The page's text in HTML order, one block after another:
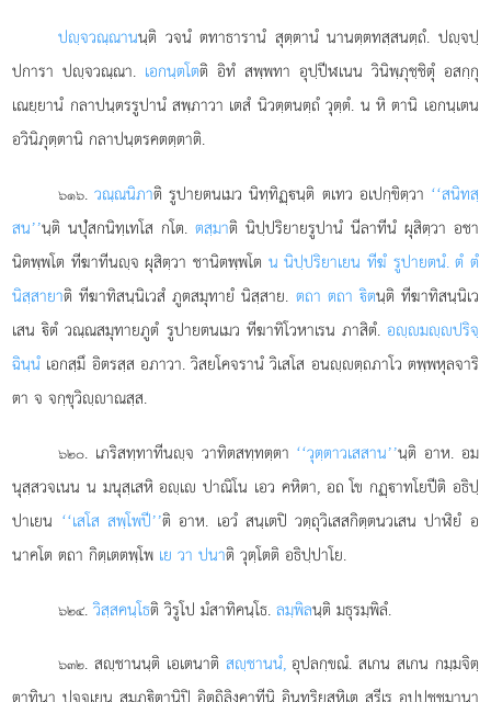
ปฺจวณฺณานนฺติ วจนํ ตทาธารานํ สุตฺตานํ นานตฺตทสฺสนตฺถํ. ปฺจปฺ
ปการา ปฺจวณฺณา. เอกนฺตโตติ อิทํ สพฺพทา อุปฺปีฬเนน วินิพฺภุชฺชิตุํ อสกฺกุ
เณยฺยานํ กลาปนฺตรรูปานํ สพฺภาวา เตสํ นิวตฺตนตฺถํ วุตฺตํ. น หิ ตานิ เอกนฺเตน
อวินิภุตฺตานิ กลาปนฺตรคตตฺตาติ.
๖๑๖.วณฺณนิภาติ รูปายตนเมว นิทฺทิฏฺนฺติ ตเทว อเปกฺขิตฺวา ‘‘สนิทสฺ
สน’’นฺติ นปุํสกนิทฺเทโส กโต.ตสฺมาติ นิปฺปริยายรูปานํ นีลาทีนํ ผุสิตฺวา อชา
นิตพฺพโต ทีฆาทีนฺจ ผุสิตฺวา ชานิตพฺพโต น นิปฺปริยาเยน ทีฆํ รูปายตนํ. ตํ ตํ
นิสฺสายาติ ทีฆาทิสนฺนิเวสํ ภูตสมุทายํ นิสฺสาย. ตถา ตถา ิตนฺติ ทีฆาทิสนฺนิเว
เสน ิตํ วณฺณสมุทายภูตํ รูปายตนเมว ทีฆาทิโวหาเรน ภาสิตํ. อฺมฺปริจฺ
ฉินฺนํ เอกสฺมึ อิตรสฺส อภาวา. วิสยโคจรานํ วิเสโส อนฺตฺถภาโว ตพฺพหุลจาริ
ตา จ จกฺขุวิฺาณสฺส.
๖๒๐. เภริสทฺทาทีนฺจ วาทิตสทฺทตฺตา ‘‘วุตฺตาวเสสาน’’นฺติ อาห. อม
นุสฺสวจเนน น มนุสฺเสหิ อฺเ ปาณิโน เอว คหิตา, อถ โข กฏฺาทโยปีติ อธิปฺ
ปาเยน ‘‘เสโส สพฺโพปี’’ติ อาห. เอวํ สนฺเตปิ วตฺถุวิเสสกิตฺตนวเสน ปาฬิยํ อ
นาคโต ตถา กิตฺเตตพฺโพ เย วา ปนาติ วุตฺโตติ อธิปฺปาโย.
๖๒๔.วิสฺสคนฺโธติ วิรูโป มํสาทิคนฺโธ.ลมฺพิลนฺติ มธุรมฺพิลํ.
๖๓๒. สฺชานนฺติ เอเตนาติ สฺชานนํ,อุปลกฺขณํ. สเกน สเกน กมฺมจิตฺ